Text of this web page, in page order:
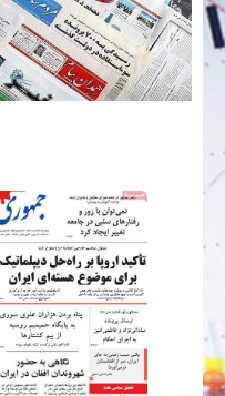
اجتماعی
صنعت معدن و تجارت
بانک
انرژی
اقتصاد
خانه